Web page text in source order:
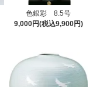
色銀彩 8.5号
9,000円(税込9,900円)